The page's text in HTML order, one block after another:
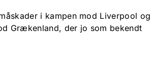
i kampen mod Liverpool og
Grækenland, der jo som bekendt